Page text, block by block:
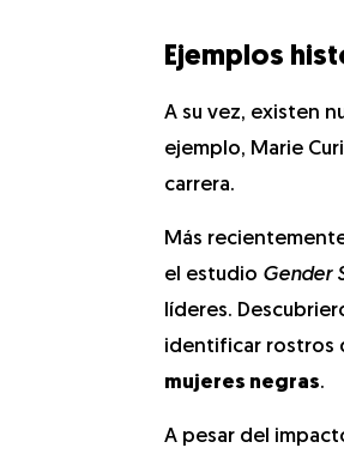
Ejemplos
A su vez, existen
ejemplo, Marie
carrera.
Más
el estudio Gender
líderes.
identificar rostros
mujeres negras.
A pesar del